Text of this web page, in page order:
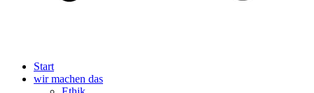
Start
wir machen das